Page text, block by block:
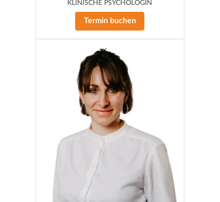
KLINISCHE PSYCHOLOGIN
Termin buchen